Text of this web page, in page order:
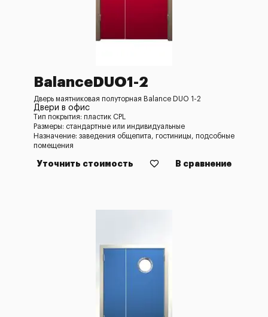
BalanceDUO1-2
Дверь маятниковая полуторная Balance DUO 1-2
Двери в офис
Тип покрытия: пластик CPL
Размеры: стандартные или индивидуальные
Назначение: заведения общепита, гостиницы, подсобные
помещения
Уточнить стоимость В сравнение